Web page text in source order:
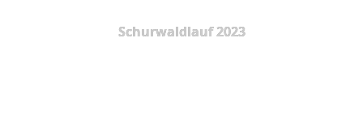
Schurwaldlauf 2023